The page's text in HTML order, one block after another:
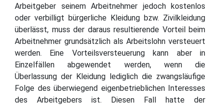
Arbeitgeber seinem Arbeitnehmer jedoch kostenlos
oder verbilligt bürgerliche Kleidung bzw. Zivilkleidung
überlässt, muss der daraus resultierende Vorteil beim
Arbeitnehmer grundsätzlich als Arbeitslohn versteuert
werden. Eine Vorteilsversteuerung kann aber in
Einzelfällen abgewendet werden, wenn die
Überlassung der Kleidung lediglich die zwangsläufige
Folge des überwiegend eigenbetrieblichen Interesses
des Arbeitgebers ist. Diesen Fall hatte der